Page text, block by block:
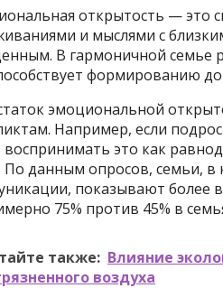
открытость — это
и мыслями с
В гармоничной семье
формированию
эмоциональной
Например, если
воспринимать это как
По данным опросов, семьи, в
показывают более
75% против 45% в
также: Влияние
воздуха